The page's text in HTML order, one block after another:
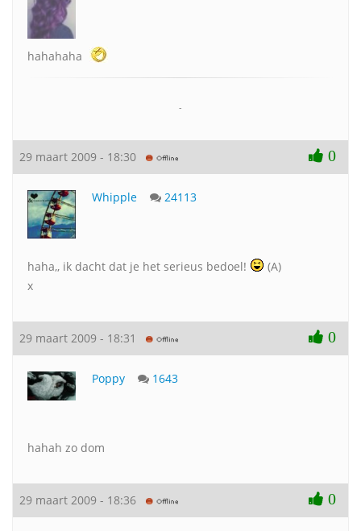
hahahaha
-
29 maart 2009 - 18:30 0
Whipple 24113
haha,, ik dacht dat je het serieus bedoel!
(A)
x
29 maart 2009 - 18:31 0
Poppy 1643
hahah zo dom
29 maart 2009 - 18:36 0